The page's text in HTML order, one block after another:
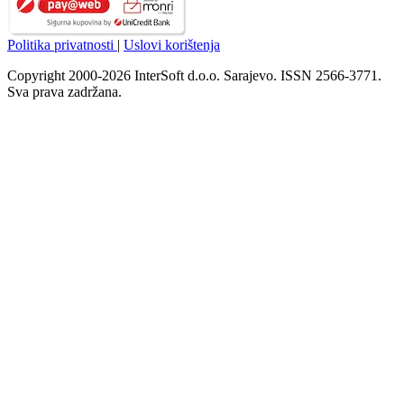
Politika privatnosti | Uslovi korištenja
Copyright 2000-2026 InterSoft d.o.o. Sarajevo. ISSN 2566-3771.
Sva prava zadržana.